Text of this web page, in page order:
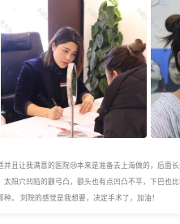
且让我满意的医院😢本来是准备去上海做的，后
阳穴凹陷的颧弓凸，额头也有点凹凸不平，下巴
。 刘院的感觉是我想要，决定手术了，加油！